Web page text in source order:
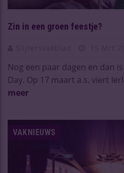
Zin in een groen feestje?
Nog een paar dagen en dan
Day. Op 17 maart a.s. viert
meer
VAKNIEUWS